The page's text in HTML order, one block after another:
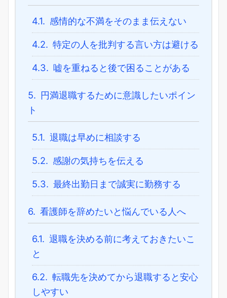
4.1. 感情的な不満をそのまま伝えない
4.2. 特定の人を批判する言い方は避ける
4.3. 嘘を重ねると後で困ることがある
5. 円満退職するために意識したいポイン
ト
5.1. 退職は早めに相談する
5.2. 感謝の気持ちを伝える
5.3. 最終出勤日まで誠実に勤務する
6. 看護師を辞めたいと悩んでいる人へ
6.1. 退職を決める前に考えておきたいこ
と
6.2. 転職先を決めてから退職すると安心
しやすい